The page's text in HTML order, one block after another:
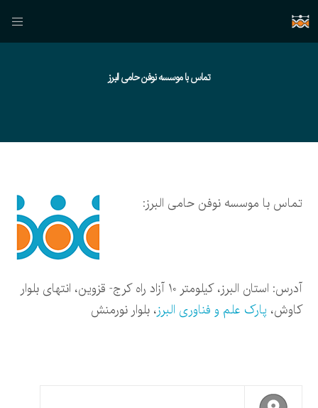
تماس با موسسه نوفن حامی البرز
تماس با موسسه نوفن حامی البرز:
آدرس: استان البرز، کيلومتر 10 آزاد راه کرج- قزوين، انتهای بلوار
کاوش،پارک علم و فناوری البرز، بلوار نورمنش